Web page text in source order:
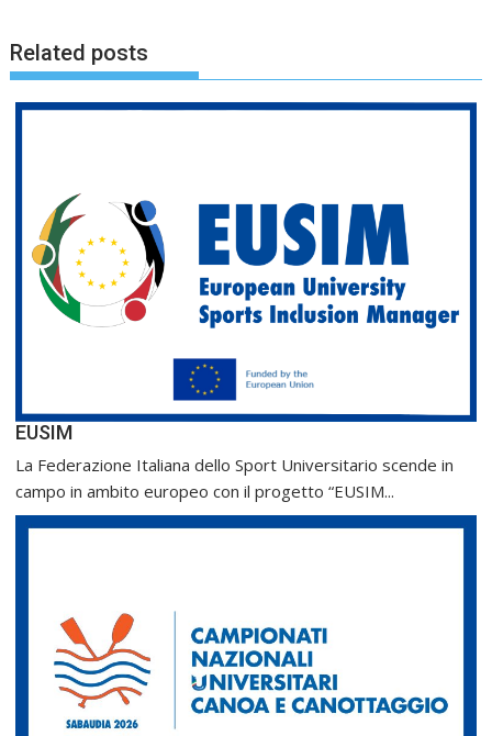
Related posts
EUSIM
La Federazione Italiana dello Sport Universitario scende in
campo in ambito europeo con il progetto “EUSIM...